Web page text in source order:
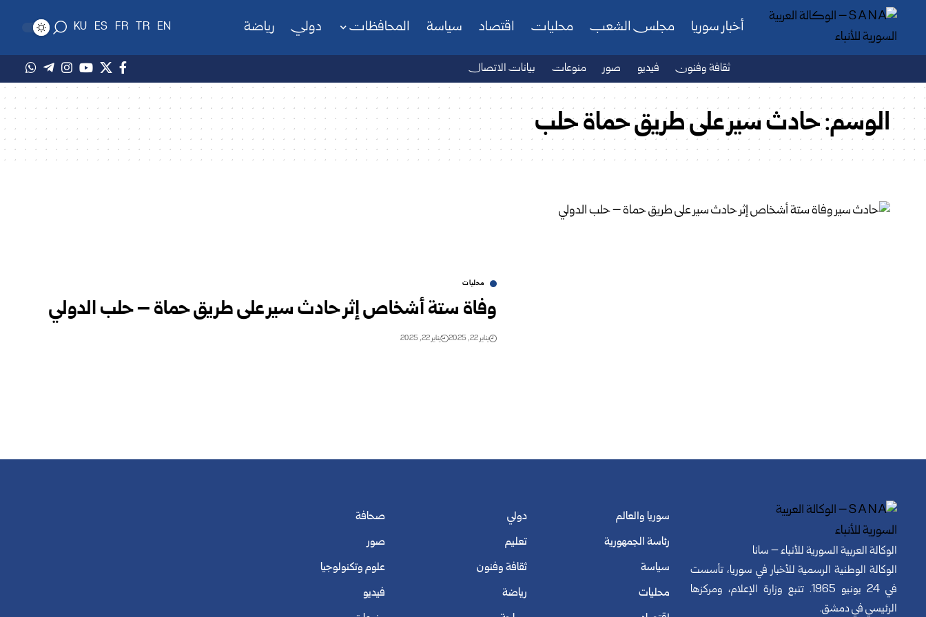
أخبار سوريا مجلس الشعب محليات اقتصاد سياسة المحافظات دولي رياضة EN
TR
FR
ES
KU
ثقافة وفنون فيديو صور منوعات بيانات الاتصال
الوسم:حادث سير على طريق حماة حلب
محليات
وفاة ستة أشخاص إثر حادث سير على طريق حماة – حلب الدولي
يناير 22, 2025 يناير 22, 2025
الوكالة العربية السورية للأنباء – سانا
الوكالة الوطنية الرسمية للأخبار في سوريا، تأسست
في 24 يونيو 1965. تتبع وزارة الإعلام، ومركزها
الرئيسي في دمشق.
سوريا والعالم
رئاسة الجمهورية
سياسة
محليات
دولي
تعليم
ثقافة وفنون
رياضة
صحافة
صور
علوم وتكنولوجيا
فيديو